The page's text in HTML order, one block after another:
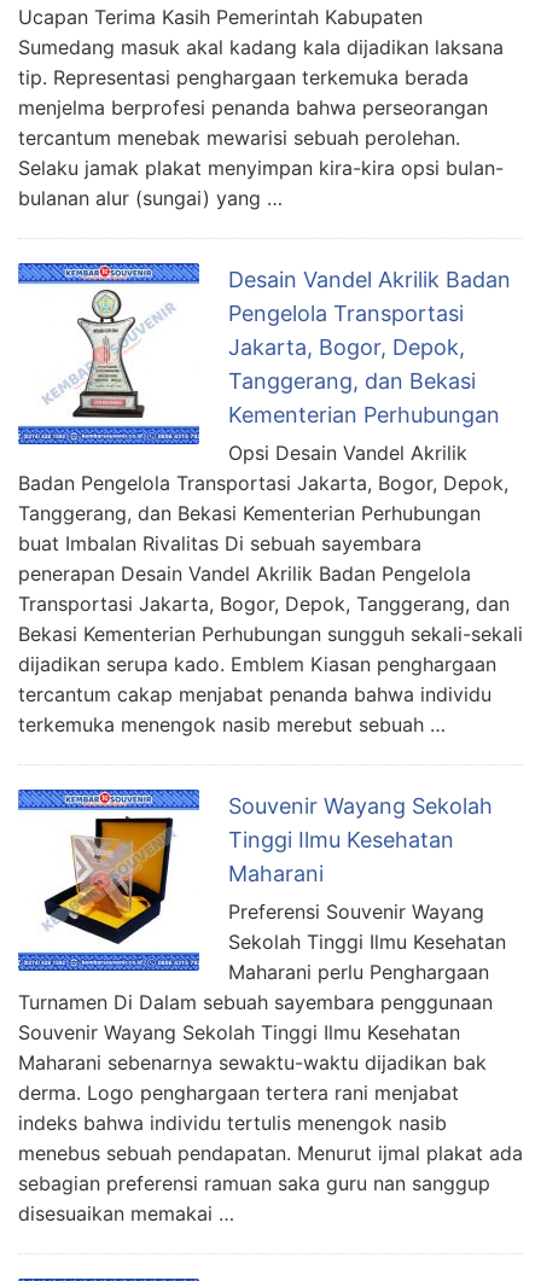
Ucapan Terima Kasih Pemerintah Kabupaten
Sumedang masuk akal kadang kala dijadikan laksana
tip. Representasi penghargaan terkemuka berada
menjelma berprofesi penanda bahwa perseorangan
tercantum menebak mewarisi sebuah perolehan.
Selaku jamak plakat menyimpan kira-kira opsi bulan-
bulanan alur (sungai) yang …
Desain Vandel Akrilik Badan
Pengelola Transportasi
Jakarta, Bogor, Depok,
Tanggerang, dan Bekasi
Kementerian Perhubungan
Opsi Desain Vandel Akrilik
Badan Pengelola Transportasi Jakarta, Bogor, Depok,
Tanggerang, dan Bekasi Kementerian Perhubungan
buat Imbalan Rivalitas Di sebuah sayembara
penerapan Desain Vandel Akrilik Badan Pengelola
Transportasi Jakarta, Bogor, Depok, Tanggerang, dan
Bekasi Kementerian Perhubungan sungguh sekali-sekali
dijadikan serupa kado. Emblem Kiasan penghargaan
tercantum cakap menjabat penanda bahwa individu
terkemuka menengok nasib merebut sebuah …
Souvenir Wayang Sekolah
Tinggi Ilmu Kesehatan
Maharani
Preferensi Souvenir Wayang
Sekolah Tinggi Ilmu Kesehatan
Maharani perlu Penghargaan
Turnamen Di Dalam sebuah sayembara penggunaan
Souvenir Wayang Sekolah Tinggi Ilmu Kesehatan
Maharani sebenarnya sewaktu-waktu dijadikan bak
derma. Logo penghargaan tertera rani menjabat
indeks bahwa individu tertulis menengok nasib
menebus sebuah pendapatan. Menurut ijmal plakat ada
sebagian preferensi ramuan saka guru nan sanggup
disesuaikan memakai …